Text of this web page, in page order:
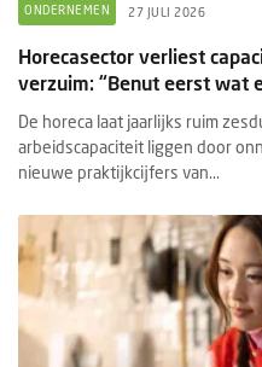
ONDERNEMEN 27 JULI 2026
Horecasector verliest
verzuim: “Benut eerst wat
De horeca laat jaarlijks ruim
arbeidscapaciteit liggen door
nieuwe praktijkcijfers van...